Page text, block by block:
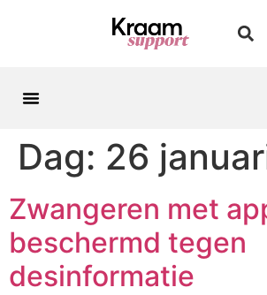
Dag: 26
Zwangeren met
beschermd tegen
desinformatie